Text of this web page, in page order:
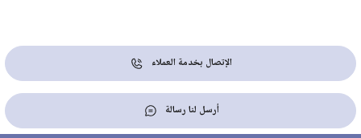
الإتصال بخدمة العملاء
أرسل لنا رسالة